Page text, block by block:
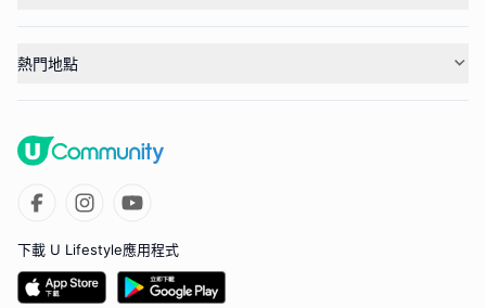
熱門地點
下載 U Lifestyle應用程式